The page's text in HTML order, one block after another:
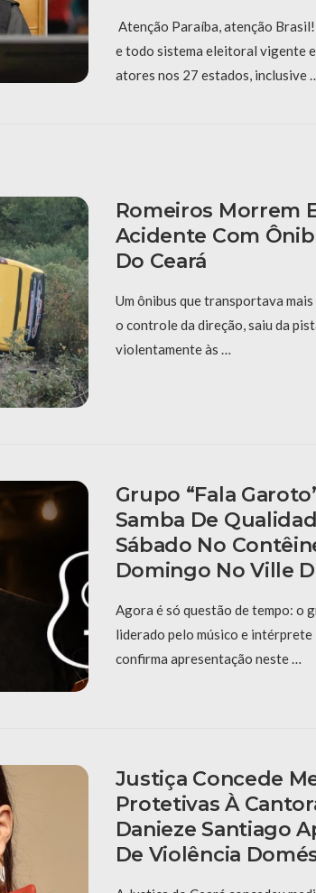
Atenção Paraíba, atenção
e todo sistema eleitoral vigente
atores nos 27 estados, inclusive
Romeiros Morrem
Acidente Com
Do Ceará
Um ônibus que transportava
o controle da direção, saiu da
violentamente às …
Grupo “Fala
Samba De
Sábado No
Domingo No Ville
Agora é só questão de tempo: o
liderado pelo músico e intérprete
confirma apresentação neste …
Justiça Concede
Protetivas À
Danieze Santiago
De Violência